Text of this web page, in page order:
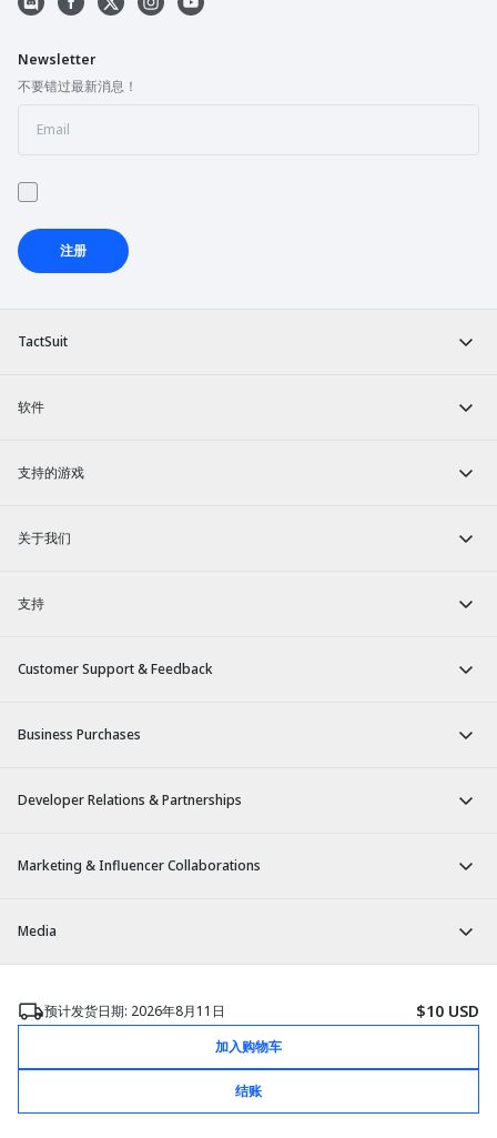
预计发货日期: 2026年8月11日 $10 USD
加入购物车
结账
TactSuit
软件
支持的游戏
关于我们
支持
Customer Support & Feedback
Business Purchases
Developer Relations & Partnerships
Marketing & Influencer Collaborations
Media
Newsletter
不要错过最新消息！
注册
© 2026 bHaptics Inc. All rights reserved.
用户协议
隐私政策
退换货政策
法律声明
Cookie 设置